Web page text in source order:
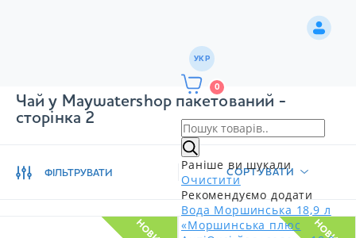
УКР
0
Раніше ви шукали
Очистити
Рекомендуємо додати
Вода Моршинська 18,9 л
«Моршинська плюс
Чай у Maywatershop пакетований -
сторінка 2
ФІЛЬТРУВАТИ СОРТУВАТИ